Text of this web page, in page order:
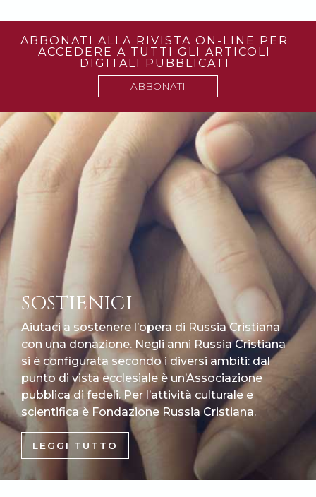
ABBONATI ALLA RIVISTA ON-LINE PER
ACCEDERE A TUTTI GLI ARTICOLI
DIGITALI PUBBLICATI
ABBONATI
SOSTIENICI
Aiutaci a sostenere l’opera di Russia Cristiana
con una donazione. Negli anni Russia Cristiana
si è configurata secondo i diversi ambiti: dal
punto di vista ecclesiale è un’Associazione
pubblica di fedeli. Per l’attività culturale e
scientifica è Fondazione Russia Cristiana.
LEGGI TUTTO